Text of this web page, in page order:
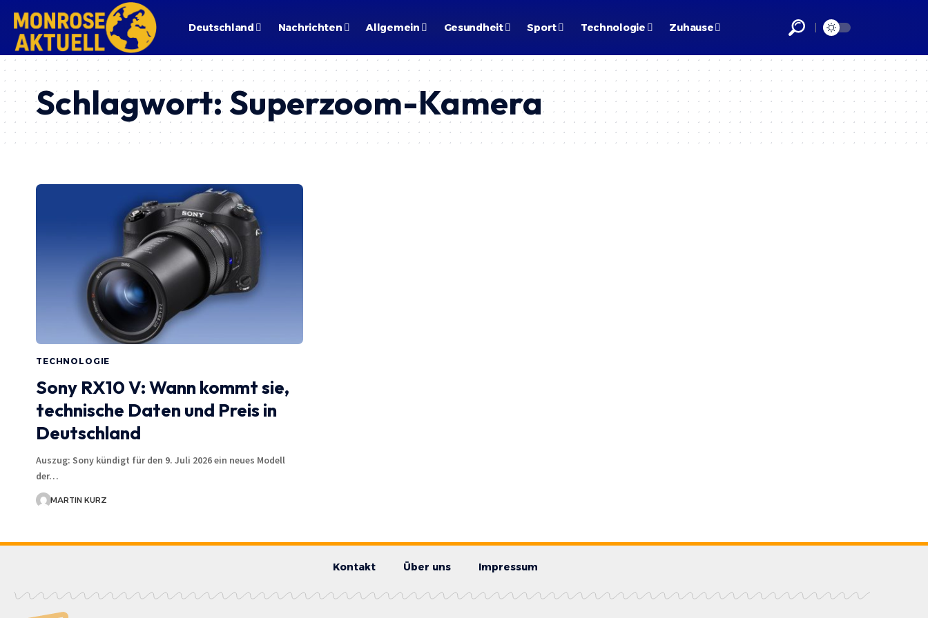
Deutschland Nachrichten Allgemein Gesundheit Sport Technologie Zuhause
Schlagwort:Superzoom-Kamera
TECHNOLOGIE
Sony RX10 V: Wann kommt sie,
technische Daten und Preis in
Deutschland
Auszug: Sony kündigt für den 9. Juli 2026 ein neues Modell
der…
MARTIN KURZ
Kontakt Über uns Impressum